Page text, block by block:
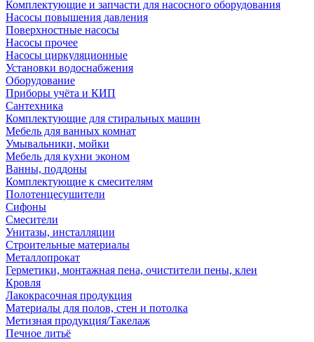
Комплектующие и запчасти для насосного оборудования
Насосы повышения давления
Поверхностные насосы
Насосы прочее
Насосы циркуляционные
Установки водоснабжения
Оборудование
Приборы учёта и КИП
Сантехника
Комплектующие для стиральных машин
Мебель для ванных комнат
Умывальники, мойки
Мебель для кухни эконом
Ванны, поддоны
Комплектующие к смесителям
Полотенцесушители
Сифоны
Смесители
Унитазы, инсталляции
Строительные материалы
Металлопрокат
Герметики, монтажная пена, очистители пены, клеи
Кровля
Лакокрасочная продукция
Материалы для полов, стен и потолка
Метизная продукция/Такелаж
Печное литьё